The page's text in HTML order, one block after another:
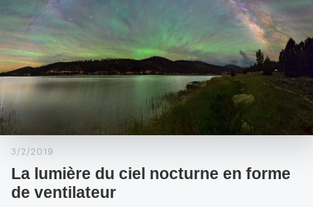
3/2/2019
La lumière du ciel nocturne en forme
de ventilateur